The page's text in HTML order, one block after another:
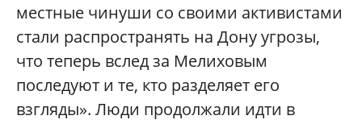
местные чинуши со своими активистами
стали распространять на Дону угрозы,
что теперь вслед за Мелиховым
последуют и те, кто разделяет его
взгляды». Люди продолжали идти в